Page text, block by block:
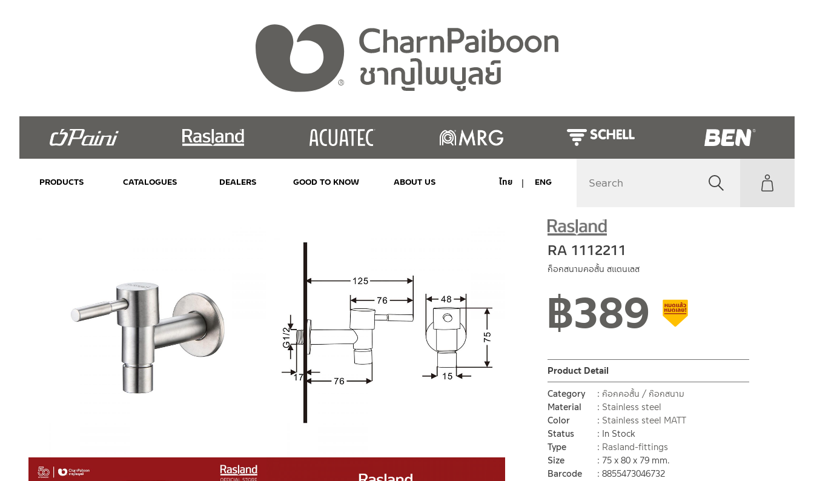
PRODUCTS CATALOGUES DEALERS GOOD TO KNOW ABOUT US ไทย ENG
RA 1112211
ก็อกสนามคอสั้น สแตนเลส
฿389
Product Detail
Category
ก๊อกคอสั้น / ก๊อกสนาม
Material
Stainless steel
Color
Stainless steel MATT
Status
In Stock
Type
Rasland-fittings
Size
75 x 80 x 79 mm.
Barcode
8855473046732